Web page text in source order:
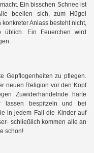
Ein bisschen Schnee ist
beeilen sich, zum Hügel
Anlass besteht nicht,
Ein Feuerchen wird
Gepflogenheiten zu pflegen.
neuen Religion vor den Kopf
Zuwiderhandelnde harte
lassen bespitzeln und bei
in jedem Fall die Kinder auf
schließlich kommen alle an
schon!